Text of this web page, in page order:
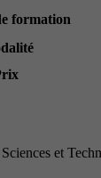
formation
et